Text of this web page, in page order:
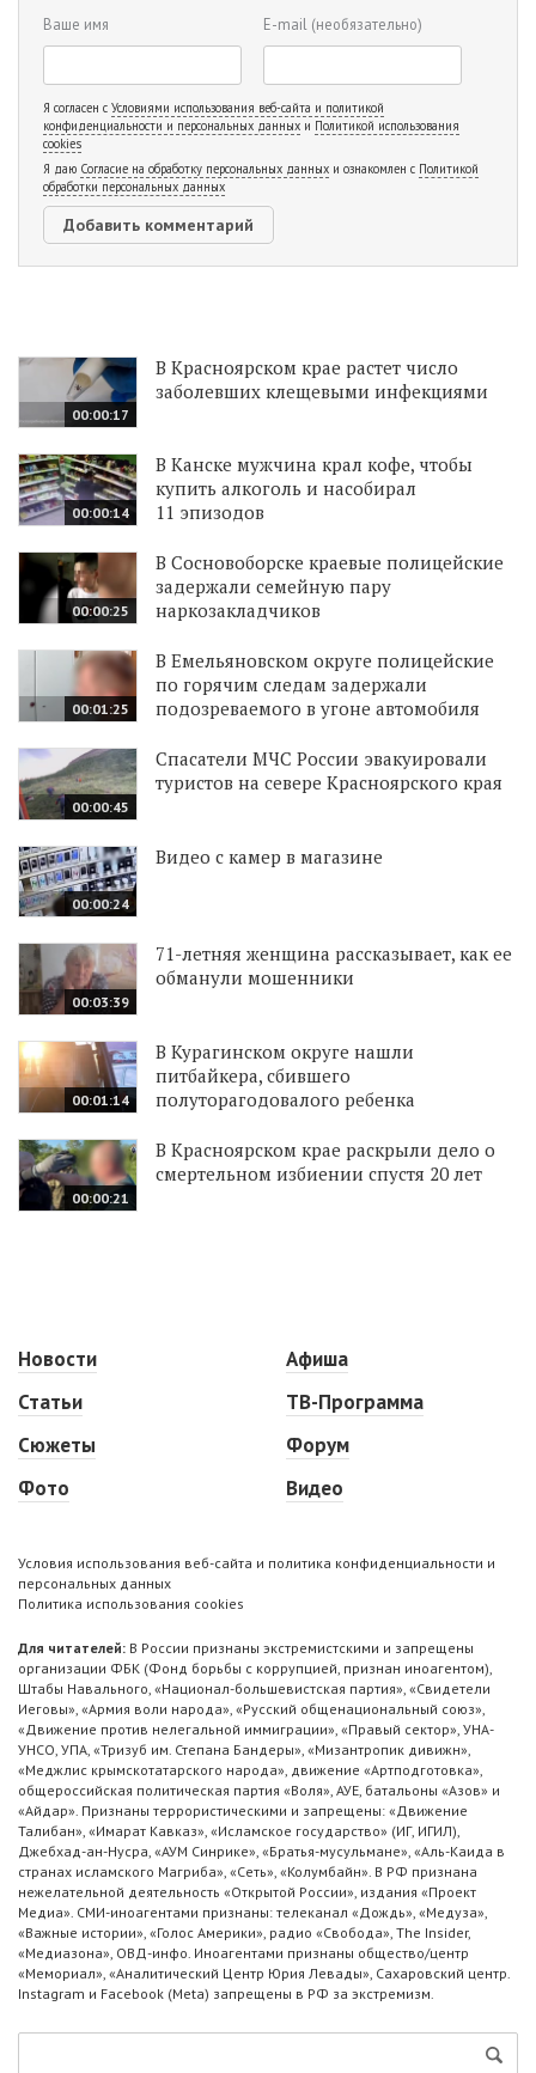
Ваше имя E-mail (необязательно)
Я согласен с Условиями использования веб-сайта и политикой
конфиденциальности и персональных данных и Политикой использования
cookies
Я даю Согласие на обработку персональных данных и ознакомлен с Политикой
обработки персональных данных
00:00:17
В Красноярском крае растет число
заболевших клещевыми инфекциями
00:00:14
В Канске мужчина крал кофе, чтобы
купить алкоголь и насобирал
11 эпизодов
00:00:25
В Сосновоборске краевые полицейские
задержали семейную пару
наркозакладчиков
00:01:25
В Емельяновском округе полицейские
по горячим следам задержали
подозреваемого в угоне автомобиля
00:00:45
Спасатели МЧС России эвакуировали
туристов на севере Красноярского края
00:00:24
Видео с камер в магазине
00:03:39
71-летняя женщина рассказывает, как ее
обманули мошенники
00:01:14
В Курагинском округе нашли
питбайкера, сбившего
полуторагодовалого ребенка
00:00:21
В Красноярском крае раскрыли дело о
смертельном избиении спустя 20 лет
Новости
Статьи
Сюжеты
Фото
Афиша
ТВ-Программа
Форум
Видео
Условия использования веб-сайта и политика конфиденциальности и
персональных данных
Политика использования cookies
Для читателей: В России признаны экстремистскими и запрещены
организации ФБК (Фонд борьбы с коррупцией, признан иноагентом),
Штабы Навального, «Национал-большевистская партия», «Свидетели
Иеговы», «Армия воли народа», «Русский общенациональный союз»,
«Движение против нелегальной иммиграции», «Правый сектор», УНА-
УНСО, УПА, «Тризуб им. Степана Бандеры», «Мизантропик дивижн»,
«Меджлис крымскотатарского народа», движение «Артподготовка»,
общероссийская политическая партия «Воля», АУЕ, батальоны «Азов» и
«Айдар». Признаны террористическими и запрещены: «Движение
Талибан», «Имарат Кавказ», «Исламское государство» (ИГ, ИГИЛ),
Джебхад-ан-Нусра, «АУМ Синрике», «Братья-мусульмане», «Аль-Каида в
странах исламского Магриба», «Сеть», «Колумбайн». В РФ признана
нежелательной деятельность «Открытой России», издания «Проект
Медиа». СМИ-иноагентами признаны: телеканал «Дождь», «Медуза»,
«Важные истории», «Голос Америки», радио «Свобода», The Insider,
«Медиазона», ОВД-инфо. Иноагентами признаны общество/центр
«Мемориал», «Аналитический Центр Юрия Левады», Сахаровский центр.
Instagram и Facebook (Metа) запрещены в РФ за экстремизм.